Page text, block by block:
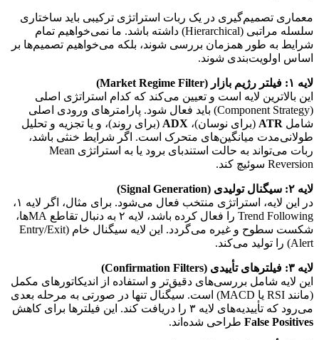
معماری تصمیم‌گیری در یک ربات استراتژی ترکیبی باید ساختاری
سلسله مراتبی (Hierarchical) داشته باشد. ما نمی‌خواهیم تمام
شرایط به طور همزمان بررسی شوند، بلکه می‌خواهیم تصمیم‌ها بر
اساس اولویت‌بندی شوند.
لایه ۱: فیلتر رژیم بازار (Market Regime Filter)
این بالاترین لایه است و تعیین می‌کند که کدام استراتژی اصلی
(Component Strategy) باید فعال شود. پارامترهای ورودی اصلی
شامل ATR (برای نوسان)، ADX (برای روند)، و یا تجزیه و تحلیل
طولانی‌مدت میانگین‌های متحرک است. اگر شرایط خنثی باشد،
ربات می‌تواند به حالت استندبای برود یا به استراتژی Mean
Reversion سوئیچ کند.
لایه ۲: سیگنال تولیدی (Signal Generation)
در این لایه، استراتژی منتخب فعال می‌شود. برای مثال، اگر لایه ۱،
Trend Following را فعال کرده باشد، لایه ۲ به دنبال تقاطع MA‌ها،
شکست سطوح و غیره می‌گردد. این لایه سیگنال خام (Entry/Exit
Alert) را تولید می‌کند.
لایه ۳: فیلترهای تأییدی (Confirmation Filters)
این لایه شامل بررسی‌های دقیق‌تر و استفاده از اندیکاتورهای مکمل
(مانند RSI یا MACD) است. سیگنال تنها در صورتی به مرحله بعدی
می‌رود که تأییدیه‌های لایه ۳ را دریافت کند. این فیلترها برای کاهش
False Positives طراحی شده‌اند.